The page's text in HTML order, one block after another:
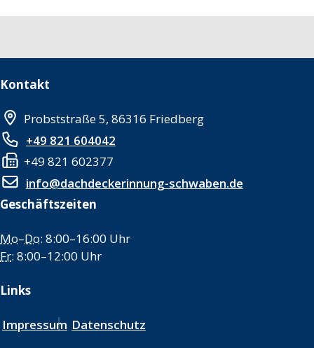
Kontakt
Probststraße 5, 86316 Friedberg
+49 821 604042
+49 821 602377
info@dachdeckerinnung-schwaben.de
Geschäftszeiten
Mo–Do: 8:00–16:00 Uhr
Fr: 8:00–12:00 Uhr
Links
Impressum Datenschutz